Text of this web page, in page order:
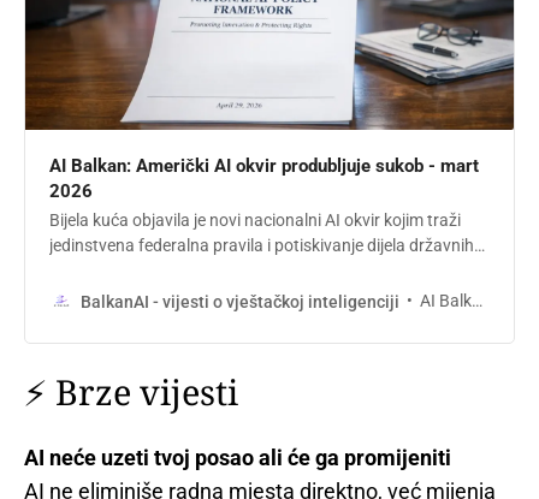
AI Balkan: Američki AI okvir produbljuje sukob - mart
2026
Bijela kuća objavila je novi nacionalni AI okvir kojim traži
jedinstvena federalna pravila i potiskivanje dijela državnih
slobodu govora, ali otvara ozbiljan sukob oko
BalkanAI - vijesti o vještačkoj inteligenciji AI Balkan
⚡ Brze vijesti
AI neće uzeti tvoj posao ali će ga promijeniti
AI ne eliminiše radna mjesta direktno, već mijenja